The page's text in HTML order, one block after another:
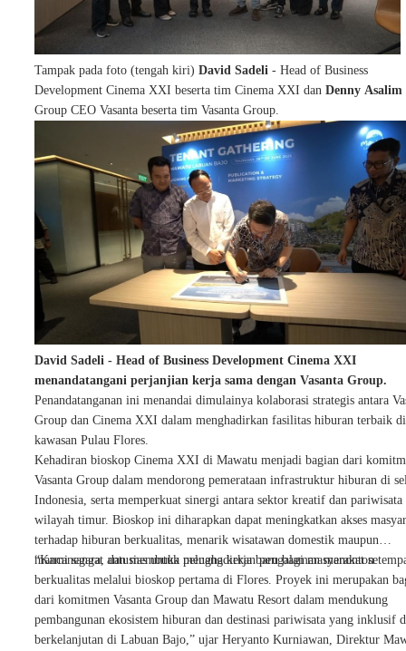
Tampak pada foto (tengah kiri) David Sadeli - Head of Business
Development Cinema XXI beserta tim Cinema XXI dan Denny Asalim
Group CEO Vasanta beserta tim Vasanta Group.
David Sadeli - Head of Business Development Cinema XXI
menandatangani perjanjian kerja sama dengan Vasanta Group.
Penandatanganan ini menandai dimulainya kolaborasi strategis antara
Group dan Cinema XXI dalam menghadirkan fasilitas hiburan terbaik di
kawasan Pulau Flores.
Kehadiran bioskop Cinema XXI di Mawatu menjadi bagian dari
Vasanta Group dalam mendorong pemerataan infrastruktur hiburan di
Indonesia, serta memperkuat sinergi antara sektor kreatif dan pariwisata
wilayah timur. Bioskop ini diharapkan dapat meningkatkan akses
terhadap hiburan berkualitas, menarik wisatawan domestik maupun
mancanegara, dan membuka peluang kerja baru bagi masyarakat
“Kami sangat antusias untuk menghadirkan pengalaman menonton
berkualitas melalui bioskop pertama di Flores. Proyek ini merupakan
dari komitmen Vasanta Group dan Mawatu Resort dalam mendukung
pembangunan ekosistem hiburan dan destinasi pariwisata yang inklusif
berkelanjutan di Labuan Bajo,” ujar Heryanto Kurniawan, Direktur